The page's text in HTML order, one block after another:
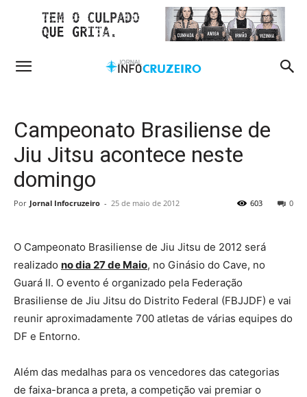
Campeonato Brasiliense de
Jiu Jitsu acontece neste
domingo
Por Jornal Infocruzeiro - 25 de maio de 2012 0
603
O Campeonato Brasiliense de Jiu Jitsu de 2012 será
realizado no dia 27 de Maio, no Ginásio do Cave, no
Guará II. O evento é organizado pela Federação
Brasiliense de Jiu Jitsu do Distrito Federal (FBJJDF) e vai
reunir aproximadamente 700 atletas de várias equipes do
DF e Entorno.
Além das medalhas para os vencedores das categorias
de faixa-branca a preta, a competição vai premiar o